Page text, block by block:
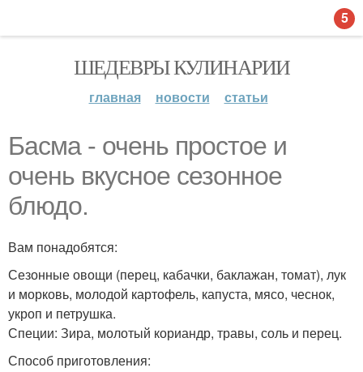
ШЕДЕВРЫ КУЛИНАРИИ
главная новости статьи
Басма - очень простое и
очень вкусное сезонное
блюдо.
Вам понадобятся:
Сезонные овощи (перец, кабачки, баклажан, томат), лук
и морковь, молодой картофель, капуста, мясо, чеснок,
укроп и петрушка.
Специи: Зира, молотый кориандр, травы, соль и перец.
Способ приготовления:
5